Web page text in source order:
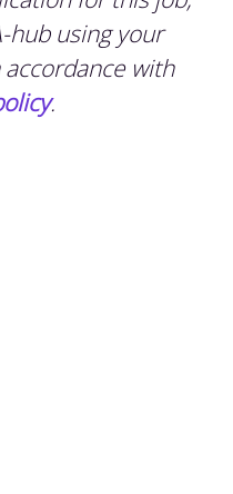
hub using your
with
.